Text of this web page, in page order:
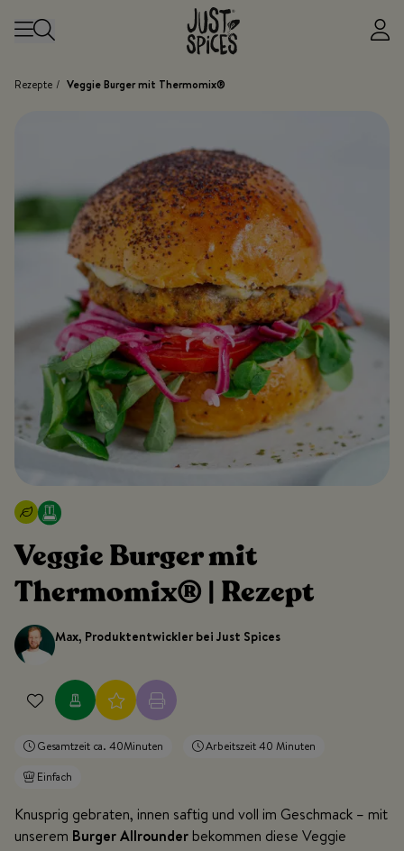
Rezepte / Veggie Burger mit Thermomix®
Veggie Burger mit
Thermomix® | Rezept
Max, Produktentwickler bei Just Spices
Gesamtzeit ca. 40Minuten
Arbeitszeit 40 Minuten
Einfach
Knusprig gebraten, innen saftig und voll im Geschmack – mit
unserem Burger Allrounder bekommen diese Veggie